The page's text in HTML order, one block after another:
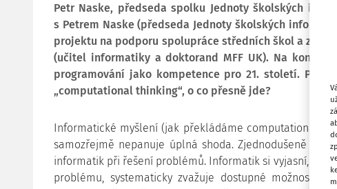
Petr Naske, předseda spolku Jednoty školských
s Petrem Naske (předseda Jednoty školských
projektu na podporu spolupráce středních škol a
(učitel informatiky a doktorand MFF UK). Na
programování jako kompetence pro 21. století. Podle
„computational thinking“, o co přesně jde?
Informatické myšlení (jak překládáme computational
samozřejmě nepanuje úplná shoda. Zjednodušeně lze
informatik při řešení problémů. Informatik si vyjasní, co
problému, systematicky zvažuje dostupné možnosti